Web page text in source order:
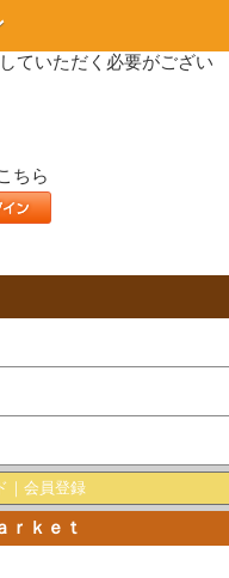
ていただく必要がござい
ちら
｜ 会員登録
ｋｅｔ